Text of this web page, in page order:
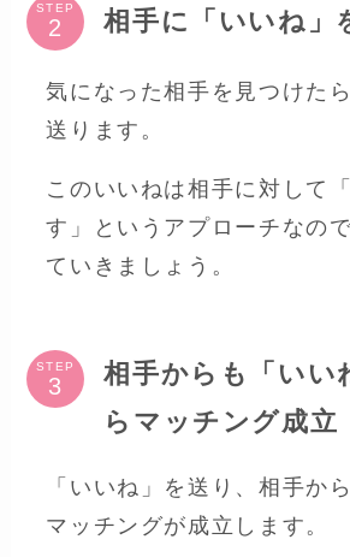
STEP 相手に「いいね」
気になった相手を見つけた
送ります。
このいいねは相手に対して
す」というアプローチなの
ていきましょう。
STEP
相手からも「いい
らマッチング成立
「いいね」を送り、相手か
マッチングが成立します。